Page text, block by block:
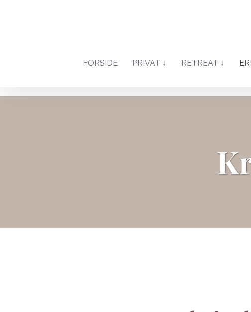
FORSIDE PRIVAT ↓ RETREAT ↓